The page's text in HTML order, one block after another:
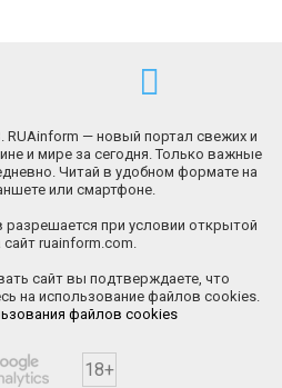
RUAinform — новый портал свежих и
и мире за сегодня. Только важные
Читай в удобном формате на
или смартфоне.
при условии открытой
ruainform.com.
сайт вы подтверждаете, что
на использование файлов cookies.
файлов cookies
18+